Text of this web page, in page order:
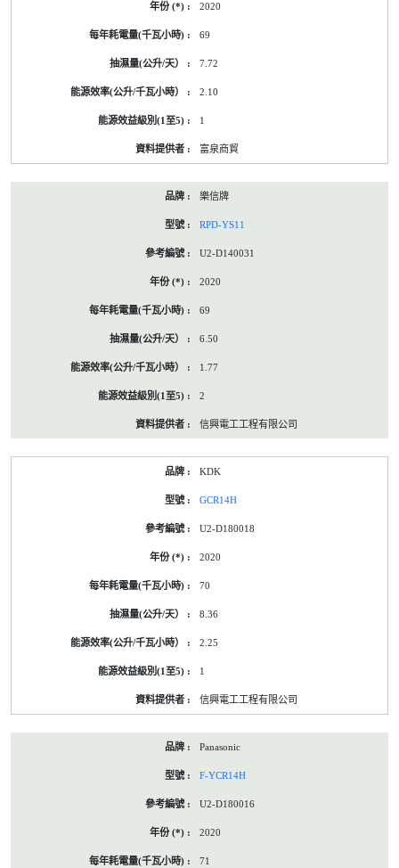
2020
69
7.72
2.10
1
富泉商貿
樂信牌
RPD-YS11
U2-D140031
2020
69
6.50
1.77
2
信興電工工程有限公司
KDK
GCR14H
U2-D180018
2020
70
8.36
2.25
1
信興電工工程有限公司
Panasonic
F-YCR14H
U2-D180016
2020
71